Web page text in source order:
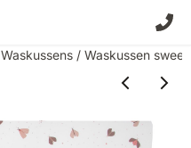
Waskussens / Waskussen